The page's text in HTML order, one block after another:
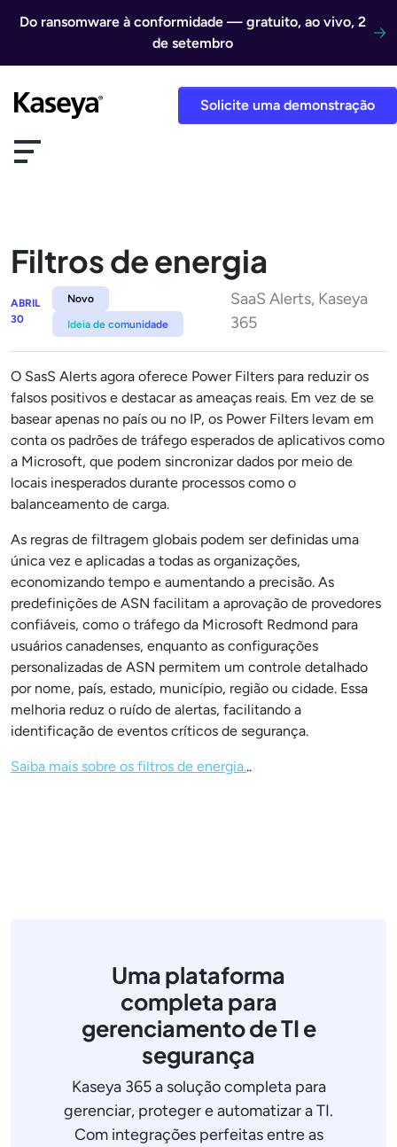
Do ransomware à conformidade — gratuito, ao vivo, 2
de setembro
Solicite uma demonstração
Filtros de energia
ABRIL
30
Novo
Ideia de comunidade
SaaS Alerts, Kaseya
365
O SasS Alerts agora oferece Power Filters para reduzir os
falsos positivos e destacar as ameaças reais. Em vez de se
basear apenas no país ou no IP, os Power Filters levam em
conta os padrões de tráfego esperados de aplicativos como
a Microsoft, que podem sincronizar dados por meio de
locais inesperados durante processos como o
balanceamento de carga.
As regras de filtragem globais podem ser definidas uma
única vez e aplicadas a todas as organizações,
economizando tempo e aumentando a precisão. As
predefinições de ASN facilitam a aprovação de provedores
confiáveis, como o tráfego da Microsoft Redmond para
usuários canadenses, enquanto as configurações
personalizadas de ASN permitem um controle detalhado
por nome, país, estado, município, região ou cidade. Essa
melhoria reduz o ruído de alertas, facilitando a
identificação de eventos críticos de segurança.
Saiba mais sobre os filtros de energia...
Uma plataforma
completa para
gerenciamento de TI e
segurança
Kaseya 365 a solução completa para
gerenciar, proteger e automatizar a TI.
Com integrações perfeitas entre as